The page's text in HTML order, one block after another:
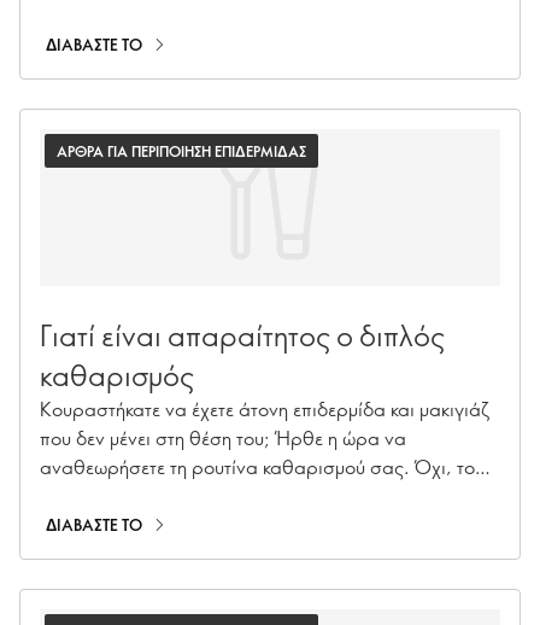
πιο καυτές ερωτήσεις μας στο Skin Care Expert Panel
της Oriflame!
ΔΙΑΒΑΣΤΕ ΤΟ
ΑΡΘΡΑ ΓΙΑ ΠΕΡΙΠΟΙΗΣΗ ΕΠΙΔΕΡΜΙΔΑΣ
Γιατί είναι απαραίτητος ο διπλός
καθαρισμός
Κουραστήκατε να έχετε άτονη επιδερμίδα και μακιγιάζ
που δεν μένει στη θέση του; Ήρθε η ώρα να
αναθεωρήσετε τη ρουτίνα καθαρισμού σας. Όχι, το
πρέπει να κάνετε διπλό καθαρισμό; Συνεχίστε να
διαβάζετε!
ΔΙΑΒΑΣΤΕ ΤΟ